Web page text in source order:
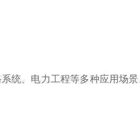
统、电力工程等多种应用场